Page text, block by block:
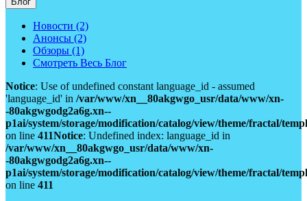
Новости (2)
Анонсы (2)
Обзоры (1)
Смотреть Весь Блог
Notice: Use of undefined constant language_id - assumed
'language_id' in /var/www/xn__80akgwgo_usr/data/www/xn-
-80akgwgodg2a6g.xn--
p1ai/system/storage/modification/catalog/view/theme/fractal/
on line 411Notice: Undefined index: language_id in
/var/www/xn__80akgwgo_usr/data/www/xn-
-80akgwgodg2a6g.xn--
p1ai/system/storage/modification/catalog/view/theme/fractal/
on line 411